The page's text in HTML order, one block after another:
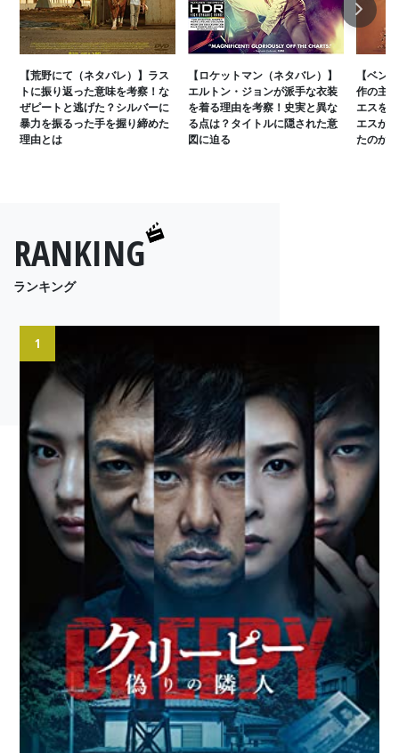
【荒野にて（ネタバレ）】ラス
トに振り返った意味を考察！な
ぜピートと逃げた？シルバーに
暴力を振るった手を握り締めた
理由とは
【ロケットマン（ネタバレ）】
エルトン・ジョンが派手な衣装
を着る理由を考察！史実と異な
る点は？タイトルに隠された意
図に迫る
【ベン
作の主
エスを
エスが
たのか
Next
RANKING
ランキング
1